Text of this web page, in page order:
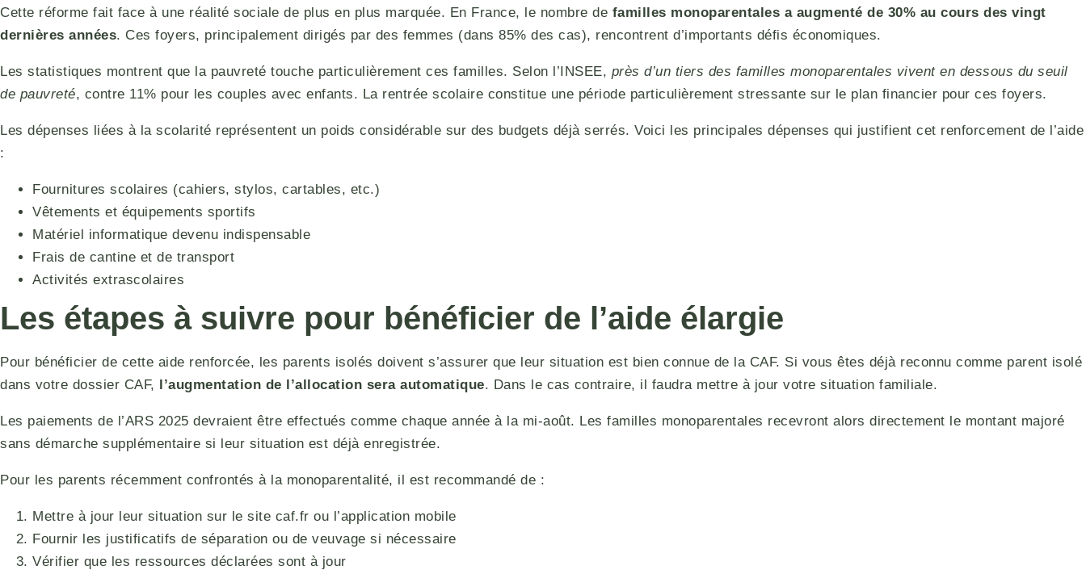
Cette réforme fait face à une réalité sociale de plus en plus marquée. En France, le nombre de familles monoparentales a augmenté de 30% au cours des vingt
dernières années. Ces foyers, principalement dirigés par des femmes (dans 85% des cas), rencontrent d’importants défis économiques.
Les statistiques montrent que la pauvreté touche particulièrement ces familles. Selon l’INSEE, près d’un tiers des familles monoparentales vivent en dessous du seuil
de pauvreté, contre 11% pour les couples avec enfants. La rentrée scolaire constitue une période particulièrement stressante sur le plan financier pour ces foyers.
Les dépenses liées à la scolarité représentent un poids considérable sur des budgets déjà serrés. Voici les principales dépenses qui justifient cet renforcement de l’aide
:
Fournitures scolaires (cahiers, stylos, cartables, etc.)
Vêtements et équipements sportifs
Matériel informatique devenu indispensable
Frais de cantine et de transport
Activités extrascolaires
Les étapes à suivre pour bénéficier de l’aide élargie
Pour bénéficier de cette aide renforcée, les parents isolés doivent s’assurer que leur situation est bien connue de la CAF. Si vous êtes déjà reconnu comme parent isolé
dans votre dossier CAF, l’augmentation de l’allocation sera automatique. Dans le cas contraire, il faudra mettre à jour votre situation familiale.
Les paiements de l’ARS 2025 devraient être effectués comme chaque année à la mi-août. Les familles monoparentales recevront alors directement le montant majoré
sans démarche supplémentaire si leur situation est déjà enregistrée.
Pour les parents récemment confrontés à la monoparentalité, il est recommandé de :
Mettre à jour leur situation sur le site caf.fr ou l’application mobile
Fournir les justificatifs de séparation ou de veuvage si nécessaire
Vérifier que les ressources déclarées sont à jour